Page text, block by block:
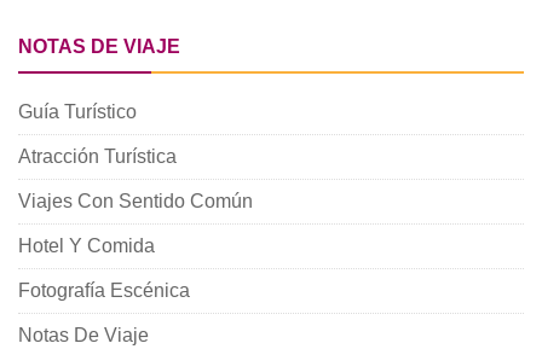
NOTAS DE VIAJE
Guía Turístico
Atracción Turística
Viajes Con Sentido Común
Hotel Y Comida
Fotografía Escénica
Notas De Viaje